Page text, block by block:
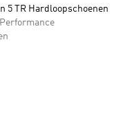
5 TR Hardloopschoenen